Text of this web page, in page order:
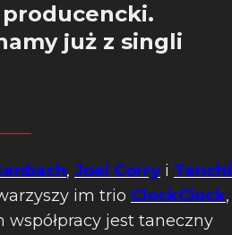
już z singli
, Joel Corry i Tenchi
im trio ClockClock,
współpracy jest taneczny